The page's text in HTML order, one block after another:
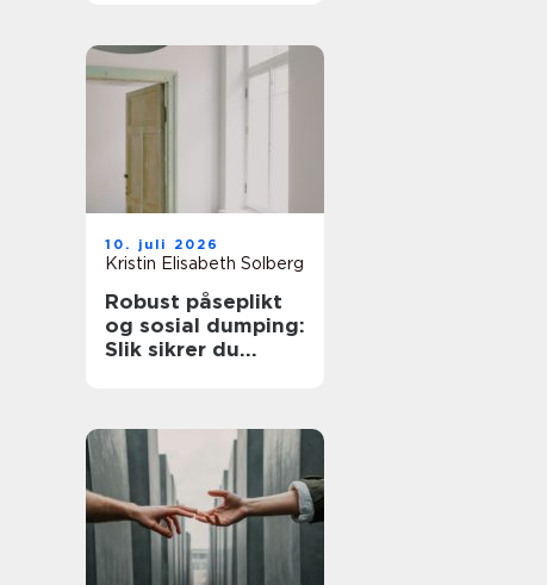
oppbevaring
10. juli 2026
Kristin Elisabeth Solberg
Robust påseplikt
og sosial dumping:
Slik sikrer du